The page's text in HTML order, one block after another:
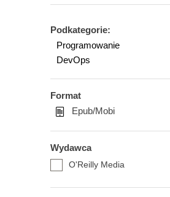
Podkategorie:
Programowanie
DevOps
Format
Epub/Mobi
Wydawca
O'Reilly Media